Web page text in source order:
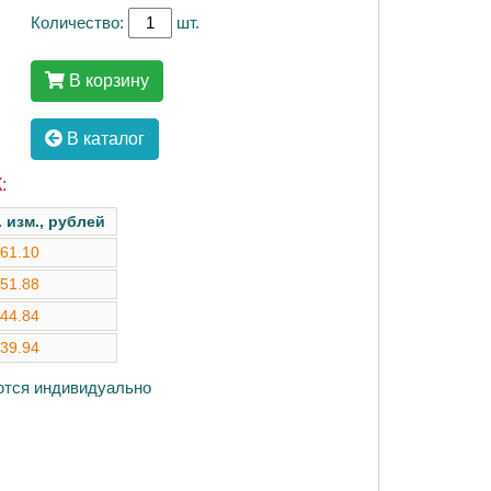
Количество: шт.
В корзину
В каталог
изм., рублей
индивидуально